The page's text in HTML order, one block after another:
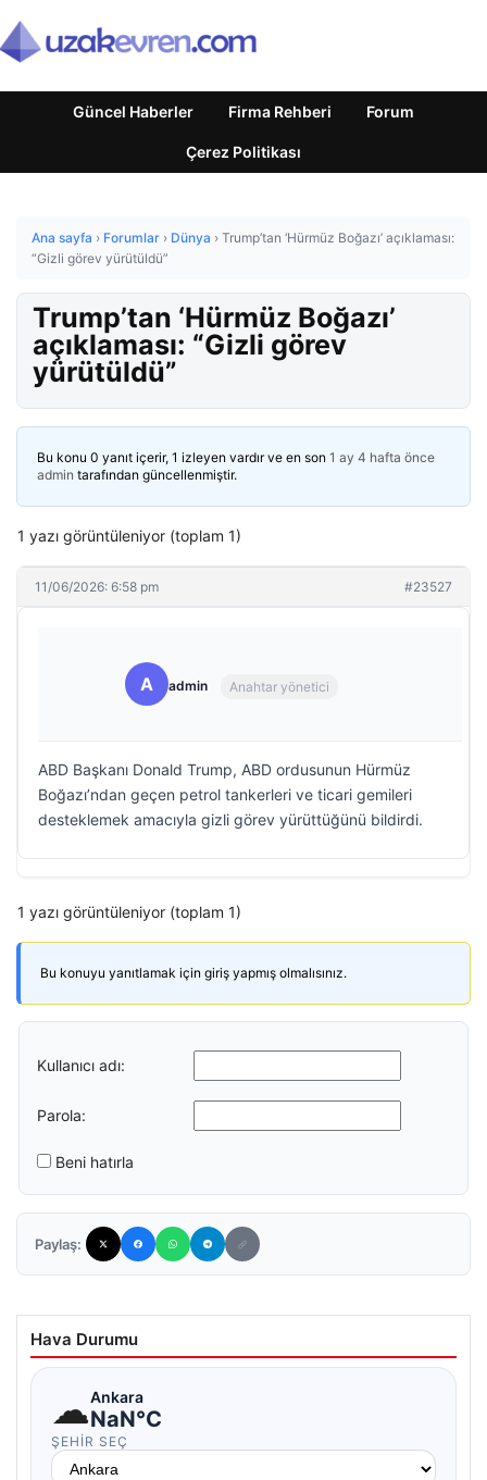
Güncel Haberler Firma Rehberi Forum
Çerez Politikası
Ana sayfa › Forumlar › Dünya › Trump’tan ‘Hürmüz Boğazı’ açıklaması:
“Gizli görev yürütüldü”
Trump’tan ‘Hürmüz Boğazı’
açıklaması: “Gizli görev
yürütüldü”
Bu konu 0 yanıt içerir, 1 izleyen vardır ve en son 1 ay 4 hafta önce
admin tarafından güncellenmiştir.
1 yazı görüntüleniyor (toplam 1)
11/06/2026: 6:58 pm #23527
A admin Anahtar yönetici
ABD Başkanı Donald Trump, ABD ordusunun Hürmüz
Boğazı’ndan geçen petrol tankerleri ve ticari gemileri
desteklemek amacıyla gizli görev yürüttüğünü bildirdi.
1 yazı görüntüleniyor (toplam 1)
Bu konuyu yanıtlamak için giriş yapmış olmalısınız.
Kullanıcı adı:
Parola:
Beni hatırla
Paylaş:
Hava Durumu
☁Ankara
NaN°C
ŞEHIR SEÇ